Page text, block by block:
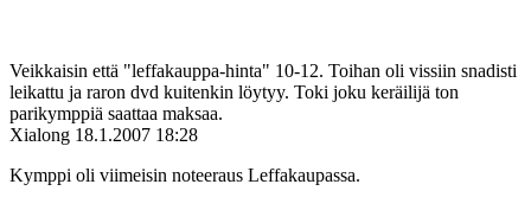
Veikkaisin että "leffakauppa-hinta" 10-12. Toihan oli vissiin snadisti
leikattu ja raron dvd kuitenkin löytyy. Toki joku keräilijä ton
parikymppiä saattaa maksaa.
Xialong 18.1.2007 18:28
Kymppi oli viimeisin noteeraus Leffakaupassa.